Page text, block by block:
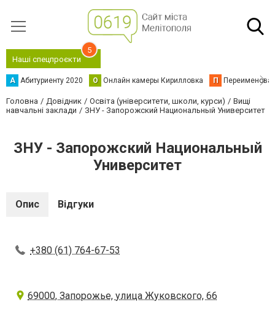
Наші спецпроєкти
5
А Абитуриенту 2020 О Онлайн камеры Кирилловка П
Головна Довідник Освіта (університети, школи, курси)
Вищі
навчальні заклади
ЗНУ - Запорожский Национальный Университет
ЗНУ - Запорожский Национальный
Университет
Опис Відгуки
+380 (61) 764-67-53
69000, Запорожье, улица Жуковского, 66